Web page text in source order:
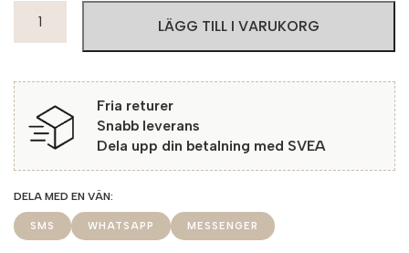
Skjorta
Rose
mängd
LÄGG TILL I VARUKORG
Fria returer
Snabb leverans
Dela upp din betalning med SVEA
SMS WHATSAPP MESSENGER